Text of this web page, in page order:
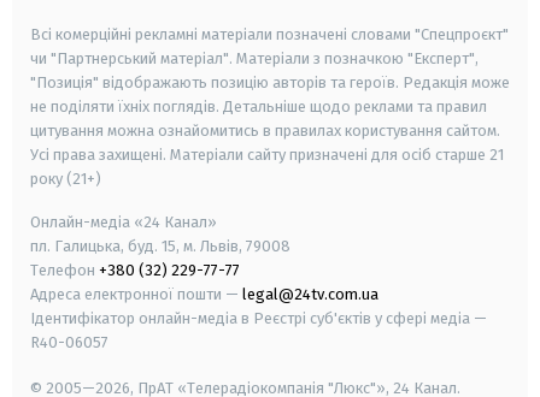
Всі комерційні рекламні матеріали позначені словами "Спецпроєкт"
чи "Партнерський матеріал". Матеріали з позначкою "Експерт",
"Позиція" відображають позицію авторів та героїв. Редакція може
не поділяти їхніх поглядів. Детальніше щодо реклами та правил
цитування можна ознайомитись в правилах користування сайтом.
Усі права захищені. Матеріали сайту призначені для осіб старше 21
року (21+)
Онлайн-медіа «24 Канал»
пл. Галицька, буд. 15, м. Львів, 79008
Телефон +380 (32) 229-77-77
Адреса електронної пошти — legal@24tv.com.ua
Ідентифікатор онлайн-медіа в Реєстрі суб'єктів у сфері медіа —
R40-06057
© 2005—2026, ПрАТ «Телерадіокомпанія "Люкс"», 24 Канал.